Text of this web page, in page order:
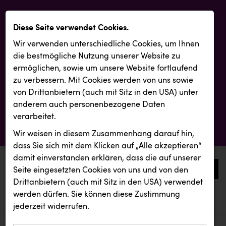
0
aktuelle aussendungen
aktuelle aussendungen
Diese Seite verwendet Cookies.
Wir verwenden unterschiedliche Cookies, um Ihnen
die best­mögliche Nutzung unserer Website zu
ermöglichen, sowie um unsere Website fortlaufend
zu verbessern. Mit Cookies werden von uns sowie
von Drittanbietern (auch mit Sitz in den USA) unter
anderem auch personenbezogene Daten
verarbeitet.
Wir weisen in diesem Zusammenhang darauf hin,
dass Sie sich mit dem Klicken auf „Alle akzeptieren“
damit ein­ver­standen erklären, dass die auf unserer
Seite eingesetzten Cookies von uns und von den
Drittanbietern (auch mit Sitz in den USA) verwendet
werden dürfen. Sie können diese Zustimmung
jederzeit widerrufen.